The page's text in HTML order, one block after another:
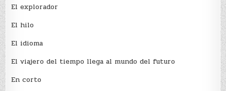
El explorador
El hilo
El idioma
El viajero del tiempo llega al mundo del futuro
En corto